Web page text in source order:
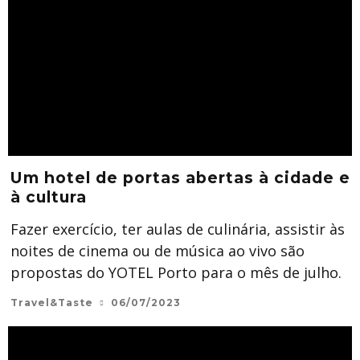
Um hotel de portas abertas à cidade e
à cultura
Fazer exercício, ter aulas de culinária, assistir às
noites de cinema ou de música ao vivo são
propostas do YOTEL Porto para o mês de julho.
Travel&Taste 06/07/2023